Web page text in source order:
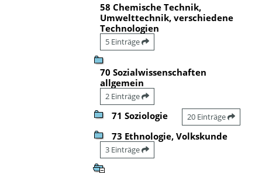
58 Chemische Technik,
Umwelttechnik, verschiedene
Technologien
5 Einträge
70 Sozialwissenschaften
allgemein
2 Einträge
71 Soziologie 20 Einträge
73 Ethnologie, Volkskunde
3 Einträge